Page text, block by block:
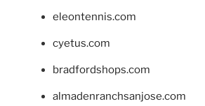
eleontennis.com
cyetus.com
bradfordshops.com
almadenranchsanjose.com